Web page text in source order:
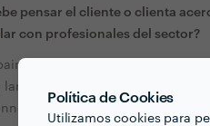
Política de Cookies
Utilizamos cookies para
pensar el cliente o clienta
con profesionales del sector?
for less than 2 years and still
but I can understand